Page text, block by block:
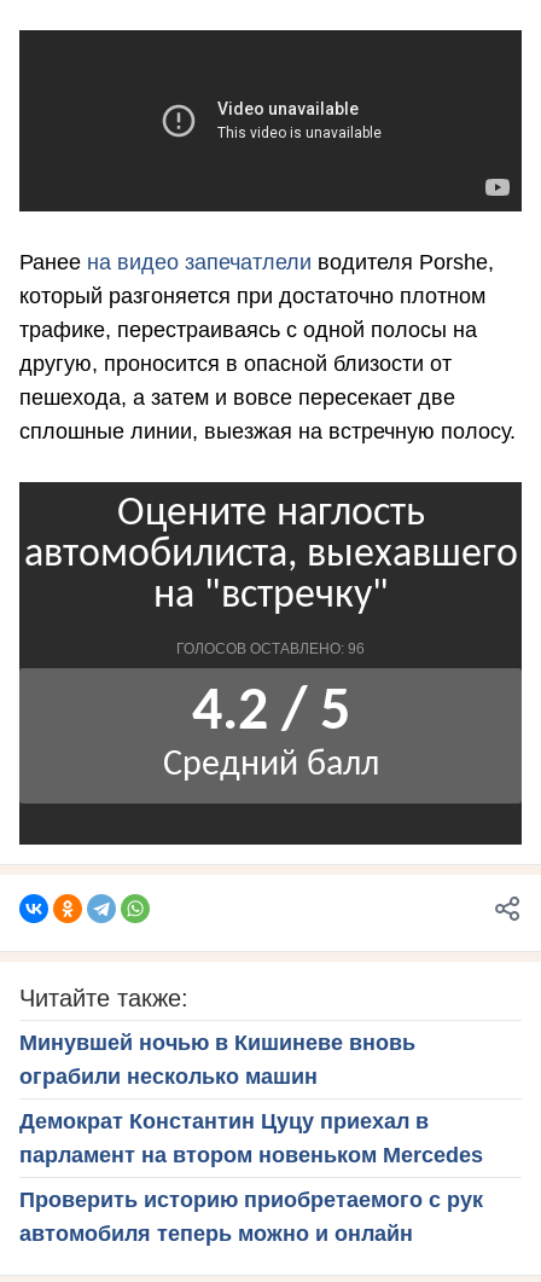
Ранее на видео запечатлели водителя Porshe,
который разгоняется при достаточно плотном
трафике, перестраиваясь с одной полосы на
другую, проносится в опасной близости от
пешехода, а затем и вовсе пересекает две
сплошные линии, выезжая на встречную полосу.
Читайте также:
Минувшей ночью в Кишиневе вновь
ограбили несколько машин
Демократ Константин Цуцу приехал в
парламент на втором новеньком Mercedes
Проверить историю приобретаемого с рук
автомобиля теперь можно и онлайн